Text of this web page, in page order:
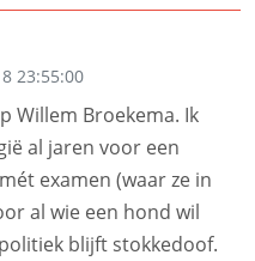
23:55:00
Willem Broekema. Ik
al jaren voor een
examen (waar ze in
al wie een hond wil
blijft stokkedoof.